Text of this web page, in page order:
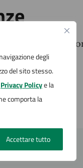
degli
del sito stesso.
Privacy Policye la
comporta la
Accettare tutto
stabiliti dalla